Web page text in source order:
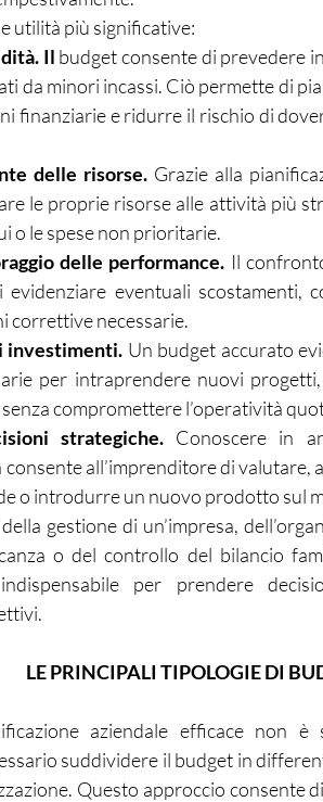
utilità più significative:
Il budget consente di prevedere
da minori incassi. Ciò permette di
finanziarie e ridurre il rischio di
delle risorse. Grazie alla
le proprie risorse alle attività più
o le spese non prioritarie.
delle performance. Il
eventuali scostamenti,
correttive necessarie.
investimenti. Un budget accurato
per intraprendere nuovi
compromettere l’operatività
strategiche. Conoscere in
all’imprenditore di valutare,
o introdurre un nuovo prodotto sul
gestione di un’impresa,
o del controllo del bilancio
per prendere
LE PRINCIPALI TIPOLOGIE DI
aziendale efficace non è
suddividere il budget in
Questo approccio consente